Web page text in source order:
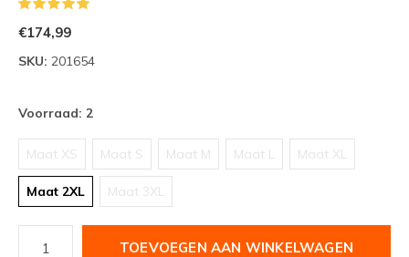
€174,99
SKU: 201654
Voorraad: 2
Maat XS Maat S Maat M Maat L Maat XL
Maat 2XL Maat 3XL
TOEVOEGEN AAN WINKELWAGEN